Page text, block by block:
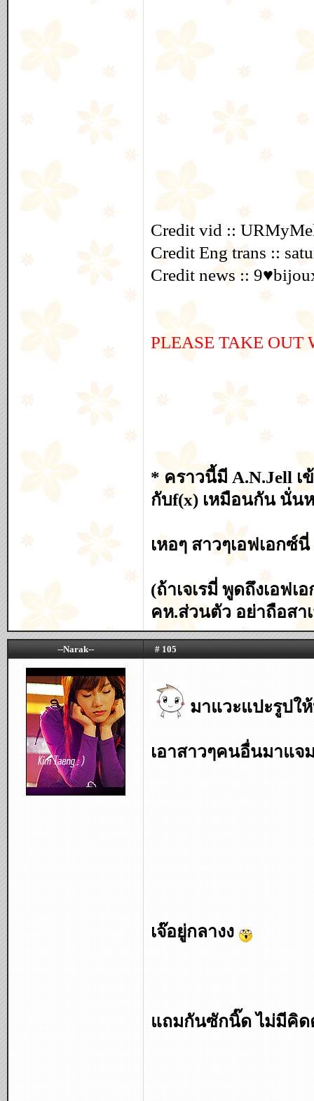
Credit vid ::
Credit Eng trans ::
Credit news ::
PLEASE TAKE
* คราวนี้มี A.N.Jell เ
กับf(x) เหมือนกัน นั่น
เหอๆ สาวๆเอฟเอกซ์
(ถ้าเจเรมี่ พูดถึงเอฟ
คห.ส่วนตัว อย่าถือสา
--Narak-- # 105
มาแวะแปะรูปใ
เอาสาวๆคนอื่นมาแจ
เจ๊อยู่กลางง
แถมกันซักนิ๊ด ไม่มีคิ